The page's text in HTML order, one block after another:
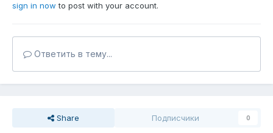
sign in now to post with your account.
Ответить в тему...
Share Подписчики 0